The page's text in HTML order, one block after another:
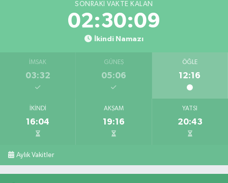
SONRAKI VAKTE KALAN
02:30:08
İkindi Namazı
İMSAK
03:32
GÜNEŞ
05:06
ÖĞLE
12:16
İKINDI
16:04
AKŞAM
19:16
YATSI
20:43
Aylık Vakitler